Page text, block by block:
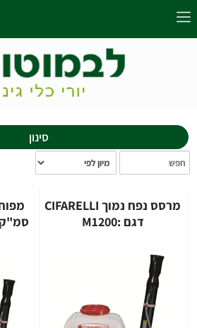
סינון
מרסס נפח נמוך CIFARELLI
דגם :M1200